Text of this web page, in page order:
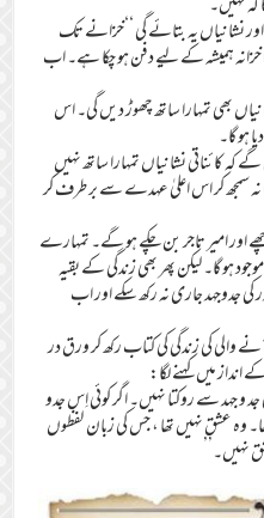
نشانیاں یہ بتائے گی ‘‘خزانے تک
خزانہ ہمیشہ کے لیے دفن ہو چکا ہے۔ اب
بھی تمہارا ساتھ چھوڑ دیں گی۔ اس
ہو گا۔
کہ کائناتی نشانیاں تمہارا ساتھ نہیں
سمجھ کر اس اعلیٰ عہدے سے بر طرف کر
اور امیر تاجر بن چکے ہو گے۔ تمہارے
ہو گا۔ لیکن پھر بھی زندگی کے بقیہ
جدوجہد جاری نہ رکھ سکے اور اب
والی کی زندگی کی کتاب رکھ کر ورق در
انداز میں کہنے لگا:
و جہد سے روکتا نہیں۔ اگر کوئی اِس جدو
تھا۔ وہ عشق نہیں تھا ، جس کی زبان لفظوں
نہیں۔’’